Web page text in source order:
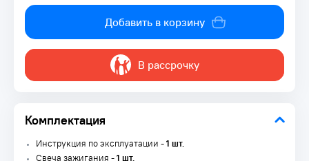
Добавить в корзину
В рассрочку
Комплектация
Инструкция по эксплуатации -1 шт.
Свеча зажигания -1 шт.